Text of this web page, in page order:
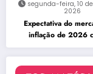
segunda-feira, 10
2026
Expectativa do
inflação de 2026
5,02%